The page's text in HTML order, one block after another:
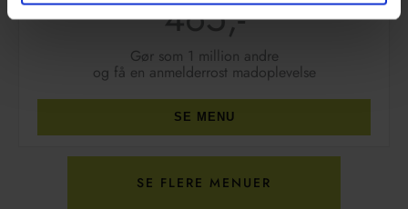
465,-
Gør som 1 million andre
og få en anmelderrost madoplevelse
SE MENU
SE FLERE MENUER